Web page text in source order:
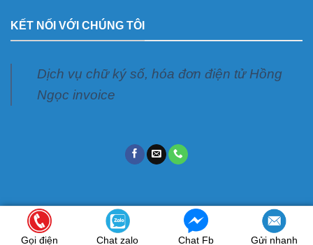
KẾT NỐI VỚI CHÚNG TÔI
Dịch vụ chữ ký số, hóa đơn điện tử Hồng
Ngọc invoice
Copyright 2026 © Kê khai số
Gọi điện Chat zalo Chat Fb Gửi nhanh